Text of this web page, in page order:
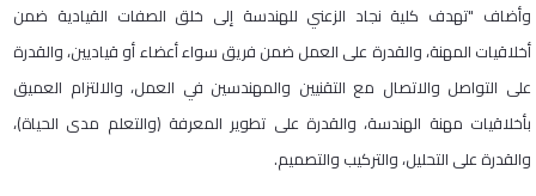
وأضاف "تهدف كلية نجاد الزعني للهندسة إلى خلق الصفات القيادية ضمن
أخلاقيات المهنة، والقدرة على العمل ضمن فريق سواء أعضاء أو قياديين، والقدرة
على التواصل والاتصال مع التقنيين والمهندسين في العمل، والالتزام العميق
بأخلاقيات مهنة الهندسة، والقدرة على تطوير المعرفة (والتعلم مدى الحياة)،
والقدرة على التحليل، والتركيب والتصميم.